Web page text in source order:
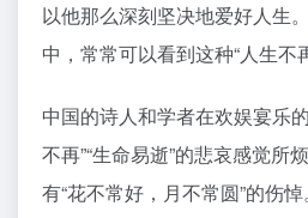
以他那么深刻坚决地爱好人生
中，常常可以看到这种“人生不
中国的诗人和学者在欢娱宴乐
不再”“生命易逝”的悲哀感觉所
有“花不常好，月不常圆”的伤悼。